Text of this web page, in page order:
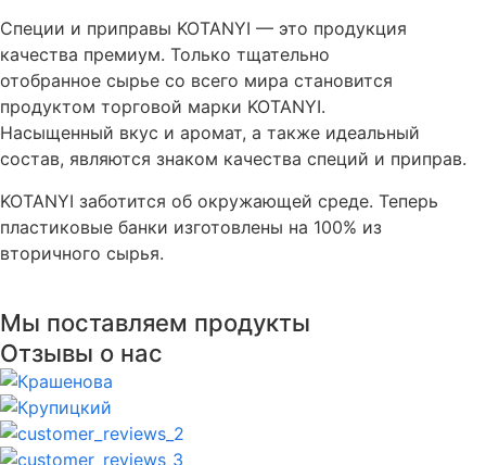
Специи и приправы KOTANYI — это продукция
качества премиум. Только тщательно
отобранное сырье со всего мира становится
продуктом торговой марки KOTANYI.
Насыщенный вкус и аромат, а также идеальный
состав, являются знаком качества специй и приправ.
KOTANYI заботится об окружающей среде. Теперь
пластиковые банки изготовлены на 100% из
вторичного сырья.
Мы поставляем продукты
Отзывы о нас